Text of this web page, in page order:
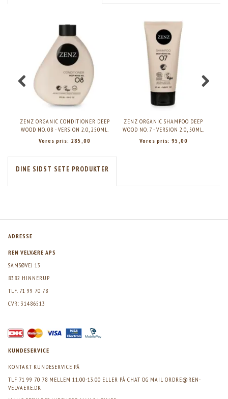
ZENZ ORGANIC CONDITIONER DEEP
WOOD NO. 08 - VERSION 2.0, 250ML.
Vores pris: 285,00
ZENZ ORGANIC SHAMPOO DEEP
WOOD NO. 7 - VERSION 2.0, 50ML.
Vores pris: 95,00
DINE SIDST SETE PRODUKTER
ADRESSE
REN VELVÆRE APS
SAMSØVEJ 13
8382 HINNERUP
TLF. 71 99 70 78
CVR: 31486513
KUNDESERVICE
KONTAKT KUNDESERVICE PÅ
TLF 71 99 70 78 MELLEM 11.00-13.00 ELLER PÅ CHAT OG MAIL ORDRE@REN-
VELVAERE.DK